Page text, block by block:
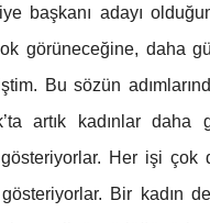
başkanı adayı
görüneceğine, daha
Bu sözün
artık kadınlar
Her işi çok
Bir kadın